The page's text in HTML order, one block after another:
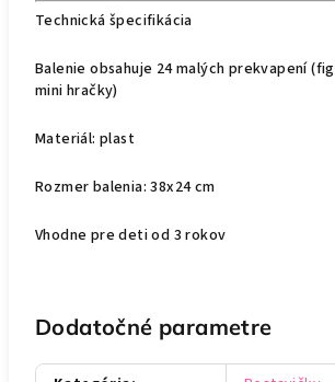
Technická špecifikácia
Balenie obsahuje 24 malých prekvapení
mini hračky)
Materiál: plast
Rozmer balenia: 38x24 cm
Vhodne pre deti od 3 rokov
Dodatočné parametre